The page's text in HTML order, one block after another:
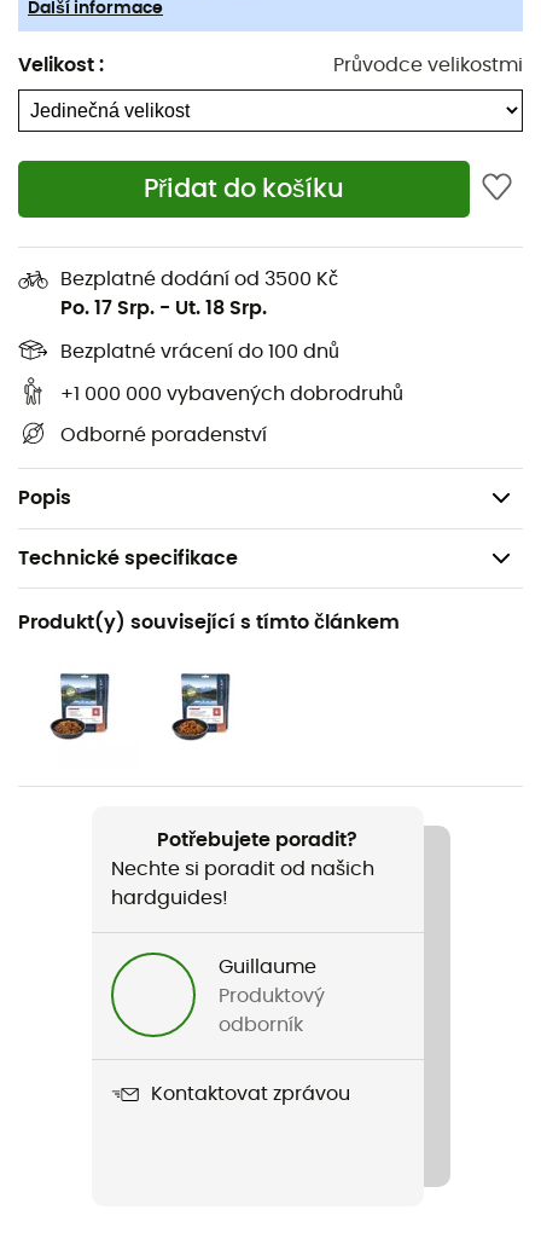
Další informace
Velikost : Průvodce velikostmi
Přidat do košíku
Bezplatné dodání od 3500 Kč
Po. 17 Srp. - Ut. 18 Srp.
Bezplatné vrácení do 100 dnů
+1 000 000 vybavených dobrodruhů
Odborné poradenství
Popis
zbytečnosti,Sporkje ideální řešení!
cestovní příboryz titanu.
skládají a vejdou se do vašeho batohu nebo přímo do
vašeho kituTerra WeekendneboTerra Solo.
Skládací,
Současně lžíce a vidlička,
Záruka: 2 roky,
Hmotnost: 18 g.
Technické specifikace
Doporučené pro
Pěší turistika / Trekking / Kemping / Běžné použití
Hmotnost
Název produktu
Produkt(y) související s tímto článkem
Potřebujete poradit?
Nechte si poradit od našich
hardguides!
Guillaume
Produktový
odborník
Kontaktovat zprávou